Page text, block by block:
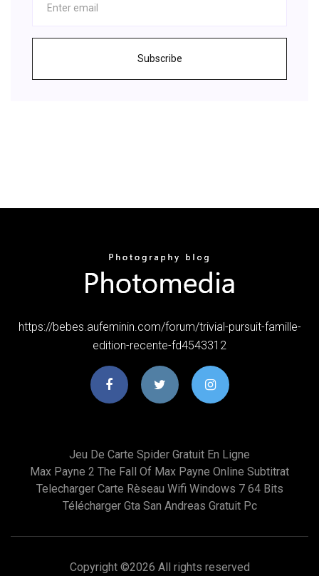
Subscribe
https://bebes.aufeminin.com/forum/trivial-pursuit-famille-
edition-recente-fd4543312
Jeu De Carte Spider Gratuit En Ligne
Max Payne 2 The Fall Of Max Payne Online Subtitrat
Telecharger Carte Rèseau Wifi Windows 7 64 Bits
Télécharger Gta San Andreas Gratuit Pc
Copyright ©2026 All rights reserved